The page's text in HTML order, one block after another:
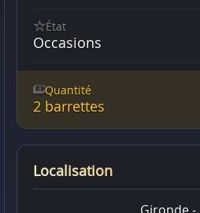
État
Occasions
Quantité
2 barrettes
Localisation